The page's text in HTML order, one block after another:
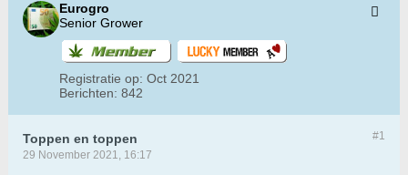
Eurogro
Senior Grower
Registratie op: Oct 2021
Berichten: 842
#1
Toppen en toppen
29 November 2021, 16:17